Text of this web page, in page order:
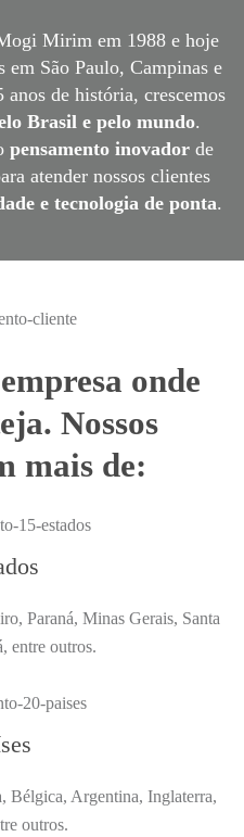
Mirim em 1988 e hoje
em São Paulo, Campinas e
de história, crescemos
Brasil e pelo mundo.
pensamento inovadorde
atender nossos clientes
e tecnologia de ponta.
onde
Nossos
mais de:
Paraná, Minas Gerais, Santa
entre outros.
Bélgica, Argentina, Inglaterra,
outros.